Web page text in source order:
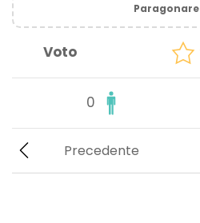
Paragonare
Voto
0
Precedente